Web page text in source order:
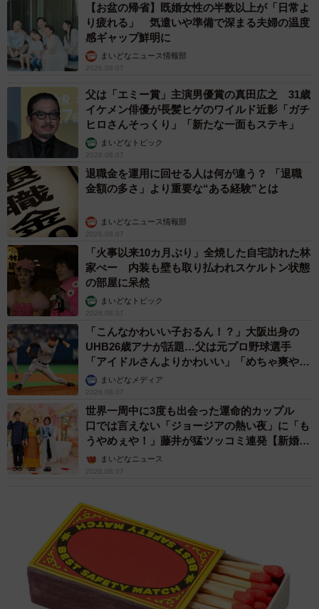
【お盆の帰省】既婚女性の半数以上が「日常よ
り疲れる」 気遣いや準備で深まる夫婦の温度
感ギャップ鮮明に
まいどなニュース情報部
2026.08.07
父は「エミー賞」主演男優賞の真田広之 31歳
イケメン俳優が長髪ヒゲのワイルド近影「ガチ
ヒロさんそっくり」「新たな一面もステキ」
まいどなトピック
2026.08.07
退職金を運用に回せる人は何が違う？ 「退職
金額の多さ」より重要な“ある経験”とは
まいどなニュース情報部
2026.08.07
「火事以来10カ月ぶり」全焼した自宅訪れた林
家ぺー 内装も壁も取り払われスケルトン状態
の部屋に呆然
まいどなトピック
2026.08.07
「こんなかわいい子おるん！？」大阪出身の
UHB26歳アナが話題…父は元プロ野球選手
「アイドルさんよりかわいい」「めちゃ爽や
か」まいどなメディア
2026.08.07
世界一周中に3度も出会った運命的カップル
口では言えない「ジョージアの熱い夜」に「も
うやめぇや！」藤井が猛ツッコミ連発【新婚さ
ん】まいどなニュース
2026.08.07